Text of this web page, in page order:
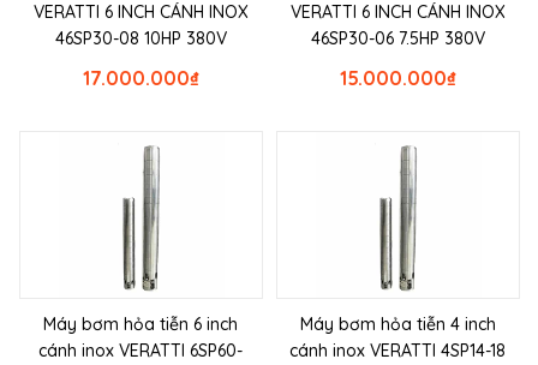
VERATTI 6 INCH CÁNH INOX
46SP30-08 10HP 380V
₫
17.000.000
VERATTI 6 INCH CÁNH INOX
46SP30-06 7.5HP 380V
₫
15.000.000
Máy bơm hỏa tiễn 6 inch
cánh inox VERATTI 6SP60-
Máy bơm hỏa tiễn 4 inch
cánh inox VERATTI 4SP14-18